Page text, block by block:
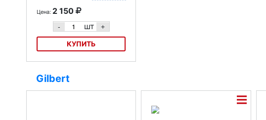
Цена: 2 150
- шт +
КУПИТЬ
Gilbert